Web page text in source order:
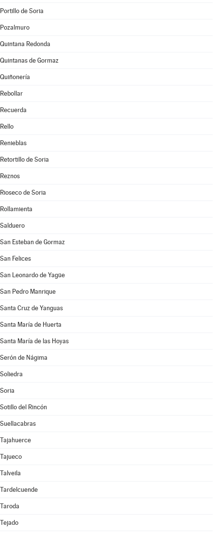
Portillo de Soria
Pozalmuro
Quintana Redonda
Quintanas de Gormaz
Quiñonería
Rebollar
Recuerda
Rello
Renieblas
Retortillo de Soria
Reznos
Rioseco de Soria
Rollamienta
Salduero
San Esteban de Gormaz
San Felices
San Leonardo de Yagüe
San Pedro Manrique
Santa Cruz de Yanguas
Santa María de Huerta
Santa María de las Hoyas
Serón de Nágima
Soliedra
Soria
Sotillo del Rincón
Suellacabras
Tajahuerce
Tajueco
Talveila
Tardelcuende
Taroda
Tejado